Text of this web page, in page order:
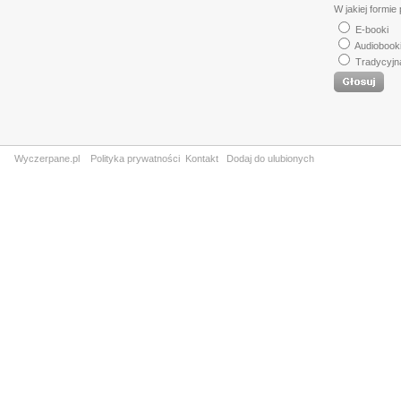
W jakiej formie
E-booki
Audiobooki
Wyczerpane.pl Polityka prywatności Kontakt Dodaj do ulubionych